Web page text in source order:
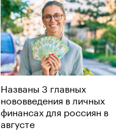
Названы 3 главных
нововведения в личных
финансах для россиян в
августе